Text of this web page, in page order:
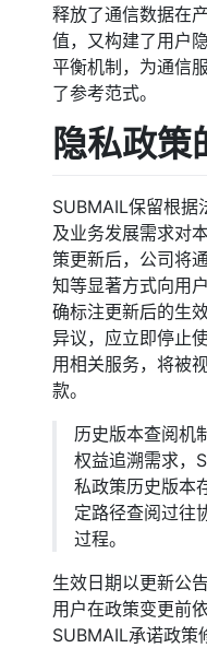
释放了通信数据在
值，又构建了用户
平衡机制，为通信
了参考范式。
隐私政策
SUBMAIL保留根据
及业务发展需求对
策更新后，公司将
知等显著方式向用
确标注更新后的生
异议，应立即停止
用相关服务，将被
款。
历史版本查阅机
权益追溯需求，
私政策历史版本
定路径查阅过往
过程。
生效日期以更新公
用户在政策变更前
SUBMAIL承诺政策